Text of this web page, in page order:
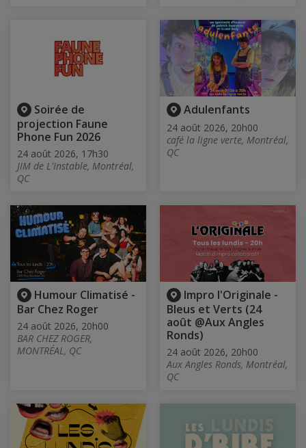
Soirée de
projection Faune
Phone Fun 2026
24 août 2026, 17h30
JIM de L'Instable, Montréal,
QC
Adulenfants
24 août 2026, 20h00
café la ligne verte, Montréal,
QC
Humour Climatisé -
Bar Chez Roger
24 août 2026, 20h00
BAR CHEZ ROGER,
MONTRÉAL, QC
Impro l'Originale -
Bleus et Verts (24
août @Aux Angles
Ronds)
24 août 2026, 20h00
Aux Angles Ronds, Montréal,
QC